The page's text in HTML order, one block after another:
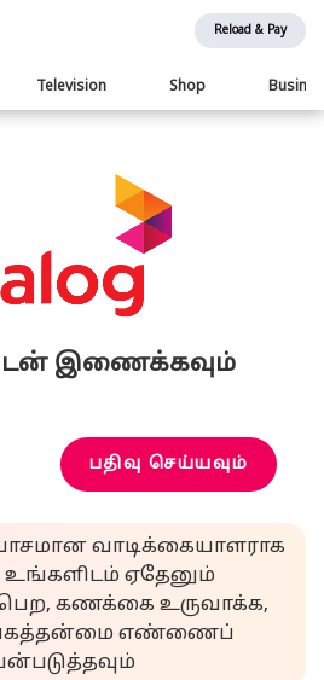
Reload & Pay
Television Shop
இணைக்கவும்
பதிவு செய்யவும்
வாடிக்கையாளராக
உங்களிடம் ஏதேனும்
கணக்கை உருவாக்க,
எண்ணைப்